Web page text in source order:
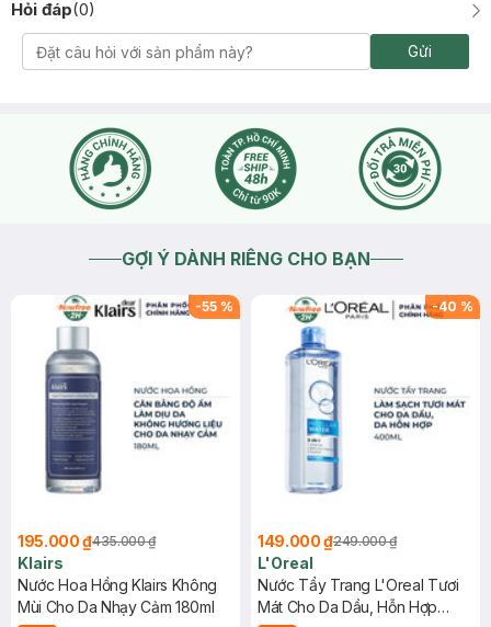
Hỏi đáp(0)
Gửi
GỢI Ý DÀNH RIÊNG CHO BẠN
-55 %
195.000 ₫435.000 ₫
Klairs
Nước Hoa Hồng Klairs Không
Mùi Cho Da Nhạy Cảm 180ml
-40 %
149.000 ₫249.000 ₫
L'Oreal
Nước Tẩy Trang L'Oreal Tươi
Mát Cho Da Dầu, Hỗn Hợp